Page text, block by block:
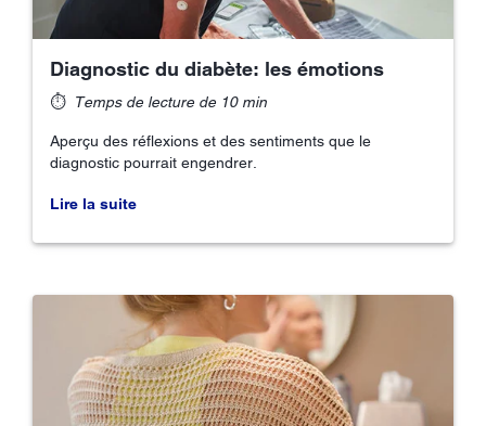
Diagnostic du diabète: les émotions
⏱Temps de lecture de 10 min
Aperçu des réflexions et des sentiments que le
diagnostic pourrait engendrer.
Lire la suite